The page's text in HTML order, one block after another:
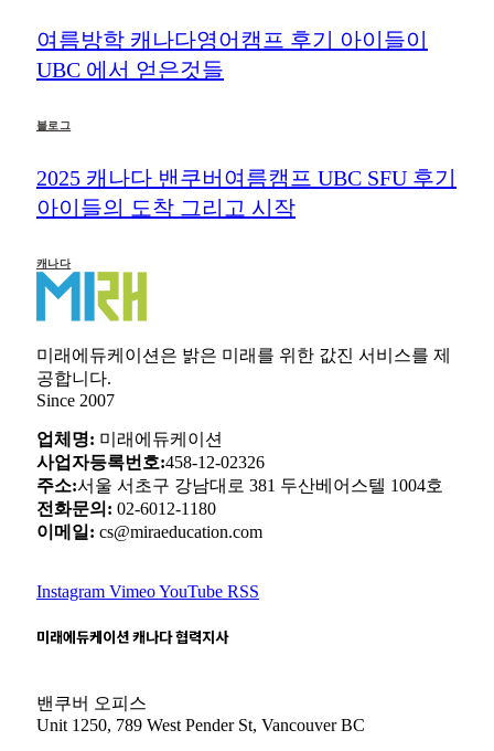
여름방학 캐나다영어캠프 후기 아이들이
UBC 에서 얻은것들
블로그
2025 캐나다 밴쿠버여름캠프 UBC SFU 후기
아이들의 도착 그리고 시작
캐나다
미래에듀케이션은 밝은 미래를 위한 값진 서비스를 제
공합니다.
Since 2007
업체명: 미래에듀케이션
사업자등록번호:458-12-02326
주소:서울 서초구 강남대로 381 두산베어스텔 1004호
전화문의: 02-6012-1180
이메일: cs@miraeducation.com
Instagram VimeoYouTube RSS
미래에듀케이션 캐나다 협력지사
밴쿠버 오피스
Unit 1250, 789 West Pender St, Vancouver BC